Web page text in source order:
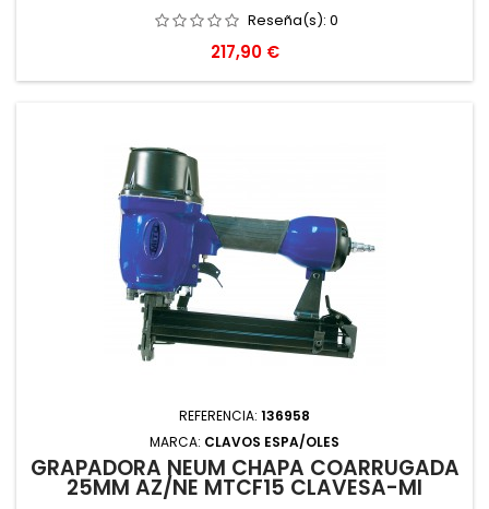
Reseña(s): 0
Precio
217,90 €
REFERENCIA: 136958
MARCA: CLAVOS ESPA/OLES
GRAPADORA NEUM CHAPA COARRUGADA
25MM AZ/NE MTCF15 CLAVESA-MI